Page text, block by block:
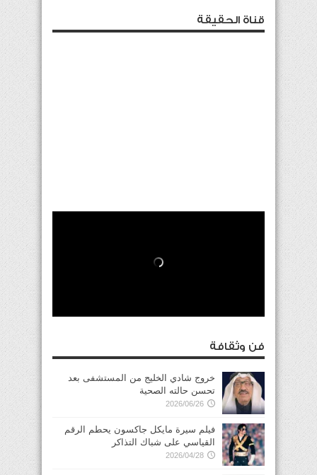
قناة الحقيقة
فن وثقافة
خروج شادي الخليج من المستشفى بعد
تحسن حالته الصحية
2026/06/26
فيلم سيرة مايكل جاكسون يحطم الرقم
القياسي على شباك التذاكر
2026/04/28